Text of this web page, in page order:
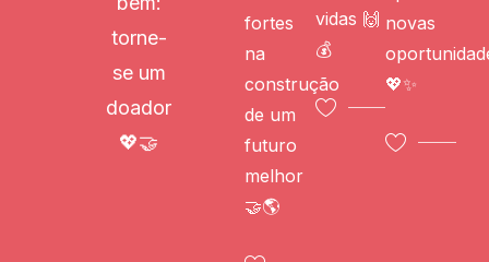
torne-
se um
doador
💖🤝
fortes
na
construção
de um
futuro
melhor
🤝🌎
vidas 🙌
💰
novas
💖✨